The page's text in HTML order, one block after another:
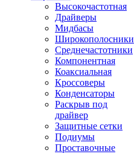
Высокочастотная
Драйверы
Мидбасы
Широкополосники
Среднечастотники
Компонентная
Коаксиальная
Кроссоверы
Конденсаторы
Раскрыв под
драйвер
Защитные сетки
Подиумы
Проставочные